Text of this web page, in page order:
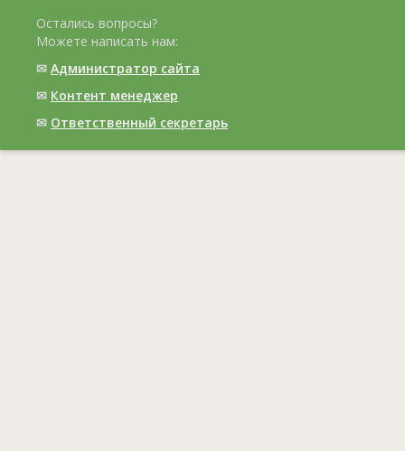
Остались вопросы?
Можете написать нам:
✉ Администратор сайта
✉ Контент менеджер
✉ Ответственный cекретарь